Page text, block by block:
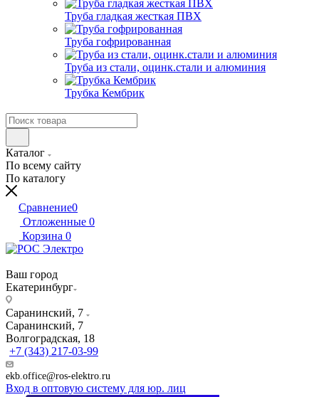
Труба гладкая жесткая ПВХ
Труба гофрированная
Труба из стали, оцинк.стали и алюминия
Трубка Кембрик
Каталог
По всему сайту
По каталогу
Сравнение0
Отложенные 0
Корзина 0
Ваш город
Екатеринбург
Саранинский, 7
Саранинский, 7
Волгоградская, 18
+7 (343) 217-03-99
ekb.office@ros-elektro.ru
Вход в оптовую систему для юр. лиц